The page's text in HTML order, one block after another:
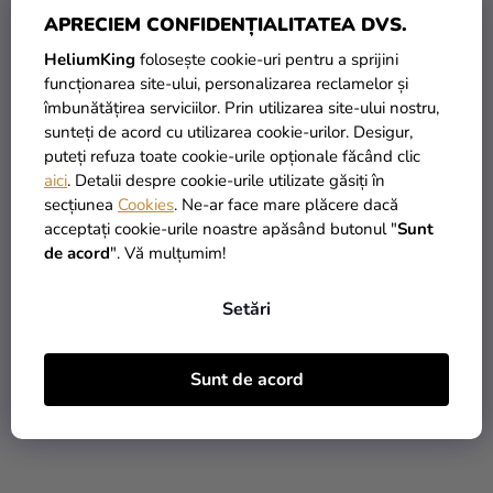
APRECIEM CONFIDENȚIALITATEA DVS.
HeliumKing folosește cookie-uri pentru a sprijini
funcționarea site-ului, personalizarea reclamelor și
îmbunătățirea serviciilor. Prin utilizarea site-ului nostru,
sunteți de acord cu utilizarea cookie-urilor. Desigur,
puteți refuza toate cookie-urile opționale făcând clic
aici. Detalii despre cookie-urile utilizate găsiți în
secțiunea Cookies. Ne-ar face mare plăcere dacă
acceptați cookie-urile noastre apăsând butonul "Sunt
de acord". Vă mulțumim!
Setări
Sunt de acord
Pudră comestibilă Dust
Cherry Red - roșie
17,86 Lei (–16 %)
Set de materiale colorate
pentru acoperire și